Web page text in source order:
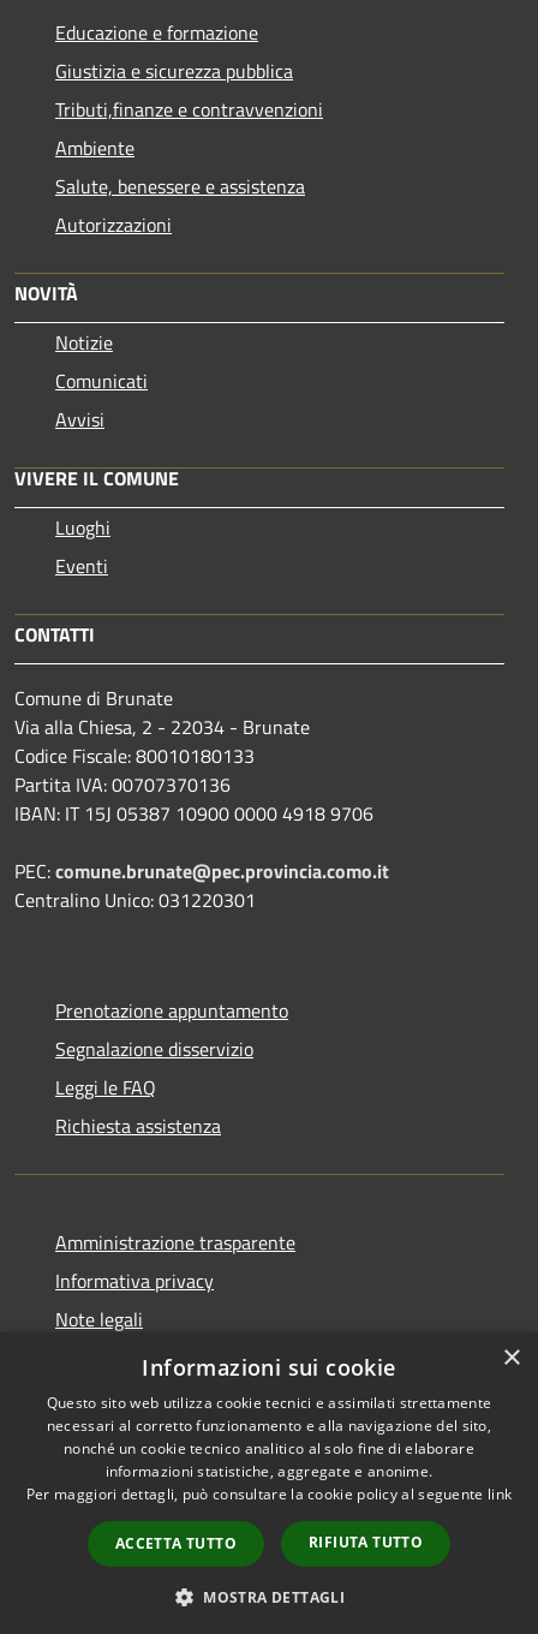
Educazione e formazione
Giustizia e sicurezza pubblica
Tributi,finanze e contravvenzioni
Ambiente
Salute, benessere e assistenza
Autorizzazioni
NOVITÀ
Notizie
Comunicati
Avvisi
VIVERE IL COMUNE
Luoghi
Eventi
CONTATTI
Comune di Brunate
Via alla Chiesa, 2 - 22034 - Brunate
Codice Fiscale: 80010180133
Partita IVA: 00707370136
IBAN: IT 15J 05387 10900 0000 4918 9706
PEC:comune.brunate@pec.provincia.como.it
Centralino Unico: 031220301
Prenotazione appuntamento
Segnalazione disservizio
Leggi le FAQ
Richiesta assistenza
Amministrazione trasparente
Informativa privacy
Note legali
Dichiarazione di accessibilità
Accessibilità
Copyright © 2026 • Comune di
Brunate • Powered by
Municipium•
Accesso
redazione
×
Informazioni sui cookie
Questo sito web utilizza cookie tecnici e assimilati strettamente
necessari al corretto funzionamento e alla navigazione del sito,
nonché un cookie tecnico analitico al solo fine di elaborare
informazioni statistiche, aggregate e anonime.
Per maggiori dettagli, può consultare la cookie policy al seguente link
ACCETTA TUTTO RIFIUTA TUTTO
MOSTRA DETTAGLI